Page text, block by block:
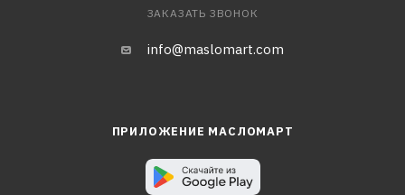
ЗАКАЗАТЬ ЗВОНОК
info@maslomart.com
ПРИЛОЖЕНИЕ МАСЛОМАРТ